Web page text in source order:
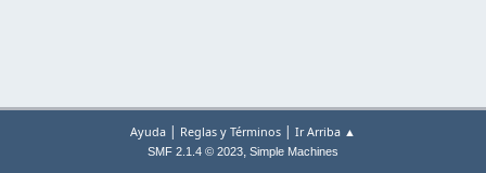
Ayuda | Reglas y Términos | Ir Arriba ▲
SMF 2.1.4 © 2023, Simple Machines